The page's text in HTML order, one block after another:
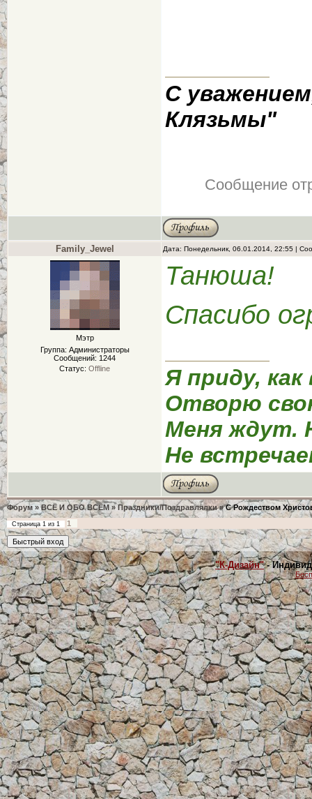
С
Клязьмы"
Сообщение
Family_Jewel Дата: Понедельник, 06.01.2014, 22:55 |
Мэтр
Группа: Администраторы
Сообщений: 1244
Статус: Offline
Танюша!
Спасибо
Я приду, как
Отворю
Меня ждут.
Не
Форум » ВСЁ И ОБО ВСЁМ » Праздники/Поздравлялки » С Рождеством
Страница 1 из 1 1
"К-Дизайн"-